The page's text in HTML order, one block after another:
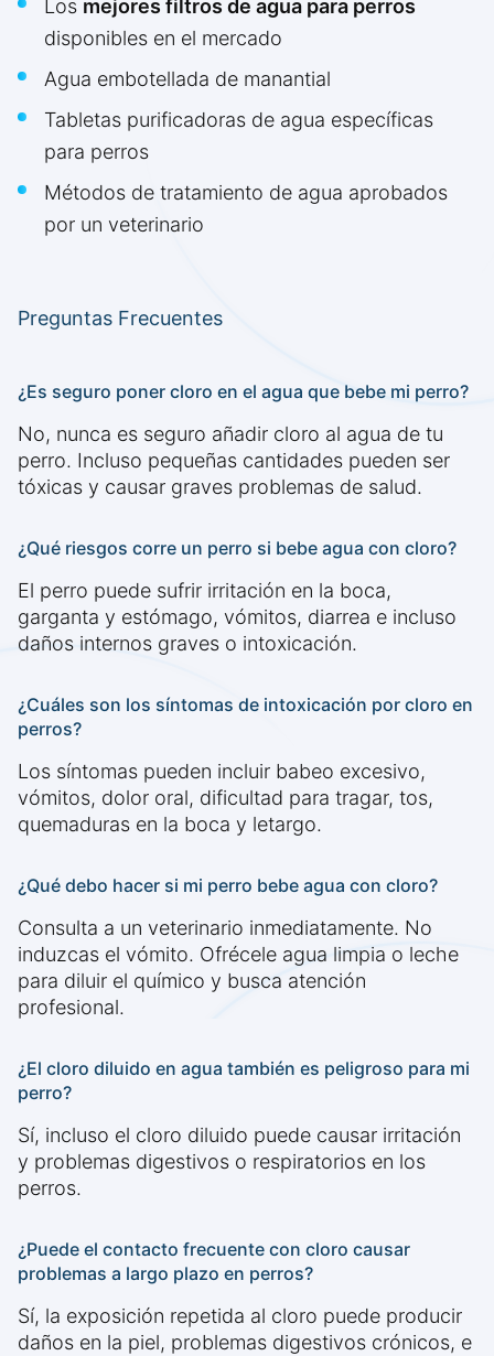
Los mejores filtros de agua para perros
disponibles en el mercado
Agua embotellada de manantial
Tabletas purificadoras de agua específicas
para perros
Métodos de tratamiento de agua aprobados
por un veterinario
Preguntas Frecuentes
¿Es seguro poner cloro en el agua que bebe mi perro?
No, nunca es seguro añadir cloro al agua de tu
perro. Incluso pequeñas cantidades pueden ser
tóxicas y causar graves problemas de salud.
¿Qué riesgos corre un perro si bebe agua con cloro?
El perro puede sufrir irritación en la boca,
garganta y estómago, vómitos, diarrea e incluso
daños internos graves o intoxicación.
¿Cuáles son los síntomas de intoxicación por cloro en
perros?
Los síntomas pueden incluir babeo excesivo,
vómitos, dolor oral, dificultad para tragar, tos,
quemaduras en la boca y letargo.
¿Qué debo hacer si mi perro bebe agua con cloro?
Consulta a un veterinario inmediatamente. No
induzcas el vómito. Ofrécele agua limpia o leche
para diluir el químico y busca atención
profesional.
¿El cloro diluido en agua también es peligroso para mi
perro?
Sí, incluso el cloro diluido puede causar irritación
y problemas digestivos o respiratorios en los
perros.
¿Puede el contacto frecuente con cloro causar
problemas a largo plazo en perros?
Sí, la exposición repetida al cloro puede producir
daños en la piel, problemas digestivos crónicos, e